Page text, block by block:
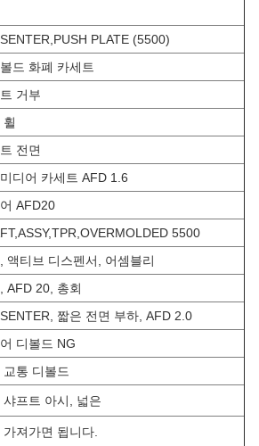
PLATE (5500)
드 화폐 카세트
거부
휠
전면
디어 카세트 AFD 1.6
AFD20
5500
액티브 디스펜서, 어셈블리
AFD 20, 총회
짧은 전면 부하, AFD 2.0
디볼드 NG
교통 디볼드
샤프트 아시, 넓은
가져가면 됩니다.